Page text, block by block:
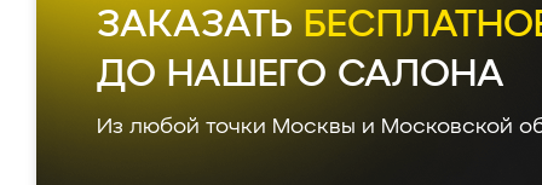
ЗАКАЗАТЬ
ДО НАШЕГО САЛОНА
Из любой точки Москвы и Московской